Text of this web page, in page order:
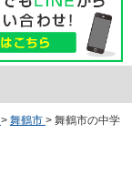
> 舞鶴市 > 舞鶴市の中学